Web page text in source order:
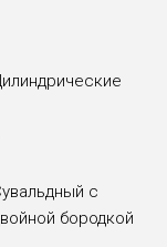
с
бородкой